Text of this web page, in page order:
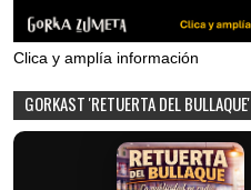
Clica y amplía información
GORKAST 'RETUERTA DEL BULLAQUE'